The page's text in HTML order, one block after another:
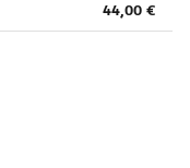
44,00 €